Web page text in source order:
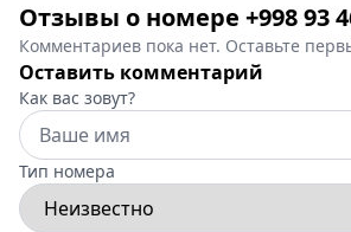
Отзывы о номере +998 93
Комментариев пока нет. Оставьте
Оставить комментарий
Как вас зовут?
Тип номера